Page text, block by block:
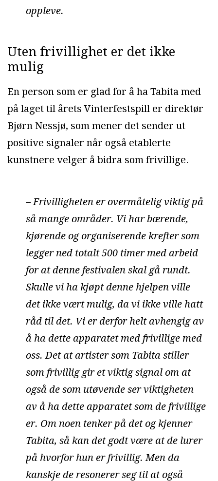
oppleve.
Uten frivillighet er det ikke
mulig
En person som er glad for å ha Tabita med
på laget til årets Vinterfestspill er direktør
Bjørn Nessjø, som mener det sender ut
positive signaler når også etablerte
kunstnere velger å bidra som frivillige.
– Frivilligheten er overmåtelig viktig på
så mange områder. Vi har bærende,
kjørende og organiserende krefter som
legger ned totalt 500 timer med arbeid
for at denne festivalen skal gå rundt.
Skulle vi ha kjøpt denne hjelpen ville
det ikke vært mulig, da vi ikke ville hatt
råd til det. Vi er derfor helt avhengig av
å ha dette apparatet med frivillige med
oss. Det at artister som Tabita stiller
som frivillig gir et viktig signal om at
også de som utøvende ser viktigheten
av å ha dette apparatet som de frivillige
er. Om noen tenker på det og kjenner
Tabita, så kan det godt være at de lurer
på hvorfor hun er frivillig. Men da
kanskje de resonerer seg til at også